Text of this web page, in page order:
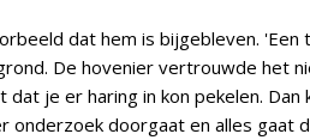
dat hem is bijgebleven.
De hovenier vertrouwde het
dat je er haring in kon pekelen.
onderzoek doorgaat en alles gaat